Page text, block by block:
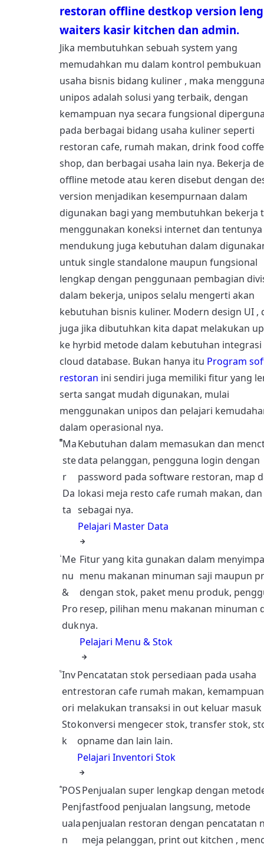
restoran offline destkop version
waiters kasir kitchen dan admin.
Jika membutuhkan sebuah system yang
memudahkan mu dalam kontrol pembukuan
usaha bisnis bidang kuliner , maka
unipos adalah solusi yang terbaik, dengan
kemampuan nya secara fungsional
pada berbagai bidang usaha kuliner seperti
restoran cafe, rumah makan, drink food
shop, dan berbagai usaha lain nya. Bekerja
offline metode atau keren disebut dengan
version menjadikan kesempurnaan dalam
digunakan bagi yang membutuhkan bekerja
menggunakan koneksi internet dan tentunya
mendukung juga kebutuhan dalam
untuk single standalone maupun fungsional
lengkap dengan penggunaan pembagian
dalam bekerja, unipos selalu mengerti akan
kebutuhan bisnis kuliner. Modern design UI ,
juga jika dibutuhkan kita dapat melakukan
ke hyrbid metode dalam kebutuhan integrasi
cloud database. Bukan hanya itu Program
restoran ini sendiri juga memiliki fitur yang
serta sangat mudah digunakan, mulai
menggunakan unipos dan pelajari
dalam operasional nya.
Ma
ste
r
Da
ta
Kebutuhan dalam memasukan dan
data pelanggan, pengguna login dengan
password pada software restoran, map
lokasi meja resto cafe rumah makan,
sebagai nya.
Pelajari Master Data
Me
nu
&
Pro
duk
Fitur yang kita gunakan dalam
menu makanan minuman saji maupun
dengan stok, paket menu produk,
resep, pilihan menu makanan minuman
nya.
Pelajari Menu & Stok
Inv
ent
ori
Sto
k
Pencatatan stok persediaan pada usaha
restoran cafe rumah makan,
melakukan transaksi in out keluar masuk
konversi mengecer stok, transfer stok,
opname dan lain lain.
Pelajari Inventori Stok
POS
Penj
uala
n
Penjualan super lengkap dengan
fastfood penjualan langsung, metode
penjualan restoran dengan pencatatan
meja pelanggan, print out kitchen ,